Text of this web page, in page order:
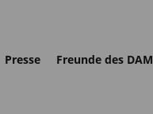
Presse Freunde des DAM